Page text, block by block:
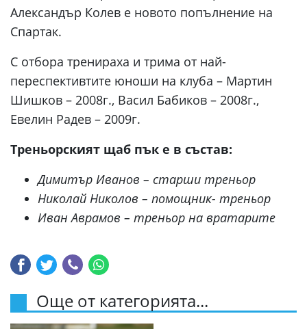
Александър Колев е новото попълнение на
Спартак.
С отбора тренираха и трима от най-
переспективтите юноши на клуба – Мартин
Шишков – 2008г., Васил Бабиков – 2008г.,
Евелин Радев – 2009г.
Треньорският щаб пък е в състав:
Димитър Иванов – старши треньор
Николай Николов – помощник- треньор
Иван Аврамов – треньор на вратарите
Още от категорията...